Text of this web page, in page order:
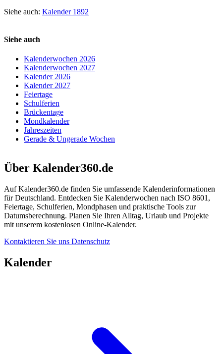
Siehe auch: Kalender 1892
Siehe auch
Kalenderwochen 2026
Kalenderwochen 2027
Kalender 2026
Kalender 2027
Feiertage
Schulferien
Brückentage
Mondkalender
Jahreszeiten
Gerade & Ungerade Wochen
Über Kalender360.de
Auf Kalender360.de finden Sie umfassende Kalenderinformationen
für Deutschland. Entdecken Sie Kalenderwochen nach ISO 8601,
Feiertage, Schulferien, Mondphasen und praktische Tools zur
Datumsberechnung. Planen Sie Ihren Alltag, Urlaub und Projekte
mit unserem kostenlosen Online-Kalender.
Kontaktieren Sie uns Datenschutz
Kalender